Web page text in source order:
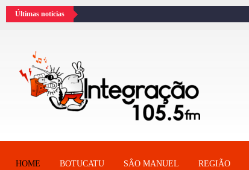
Últimas notícias
HOME BOTUCATU SÂO MANUEL REGIÃO